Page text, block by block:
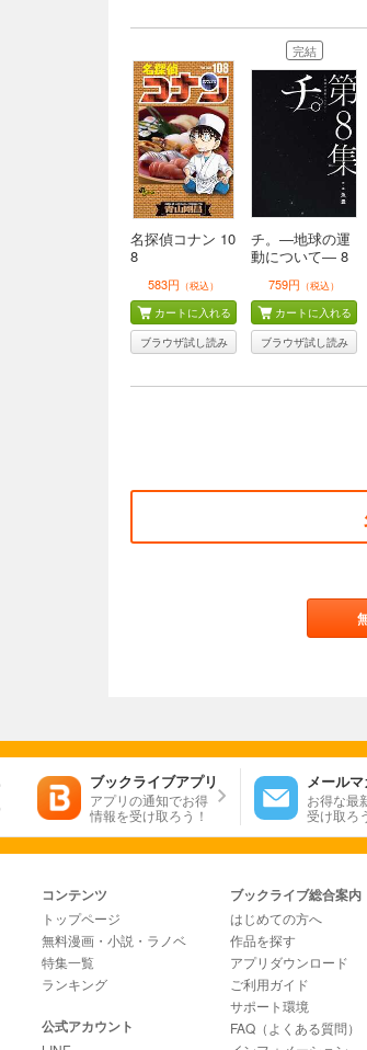
名探偵コナン 10
8
583円 （税込）
カートに入れる
ブラウザ試し読み
完結
チ。―地球の運
動について― 8
759円 （税込）
カートに入れる
ブラウザ試し読み
ブックライブアプリ
アプリの通知でお得
情報を受け取ろう！
メール
お得な最
受け取ろ
コンテンツ
トップページ
無料漫画・小説・ラノベ
特集一覧
ランキング
公式アカウント
ブックライブ総合案内
はじめての方へ
作品を探す
アプリダウンロード
ご利用ガイド
サポート環境
FAQ（よくある質問）